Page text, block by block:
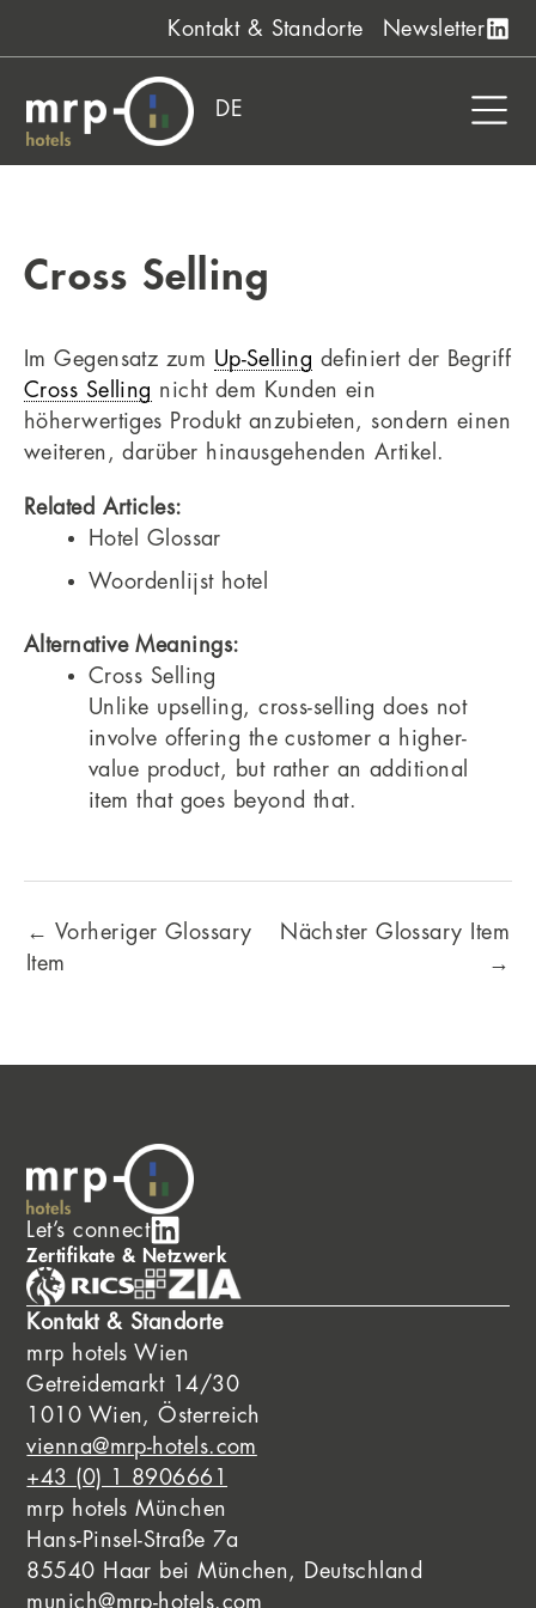
Kontakt & Standorte Newsletter
DE
Cross Selling
Im Gegensatz zum Up-Selling definiert der Begriff
Cross Selling nicht dem Kunden ein
höherwertiges Produkt anzubieten, sondern einen
weiteren, darüber hinausgehenden Artikel.
Related Articles:
Hotel Glossar
Woordenlijst hotel
Alternative Meanings:
Cross Selling
Unlike upselling, cross-selling does not
involve offering the customer a higher-
value product, but rather an additional
item that goes beyond that.
← Vorheriger Glossary
Item
Nächster Glossary Item
→
Let’s connect
Zertifikate & Netzwerk
Kontakt & Standorte
mrp hotels Wien
Getreidemarkt 14/30
1010 Wien, Österreich
vienna@mrp-hotels.com
+43 (0) 1 8906661
mrp hotels München
Hans-Pinsel-Straße 7a
85540 Haar bei München, Deutschland
munich@mrp-hotels.com